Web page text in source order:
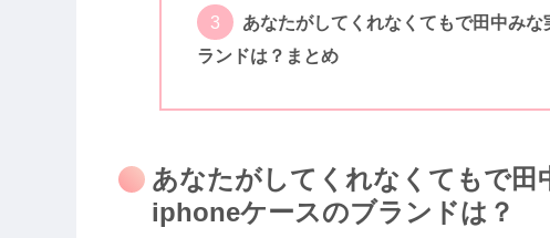
あなたがしてくれなくてもで田中み
ランドは？まとめ
あなたがしてくれなくてもで田
iphoneケースのブランドは？